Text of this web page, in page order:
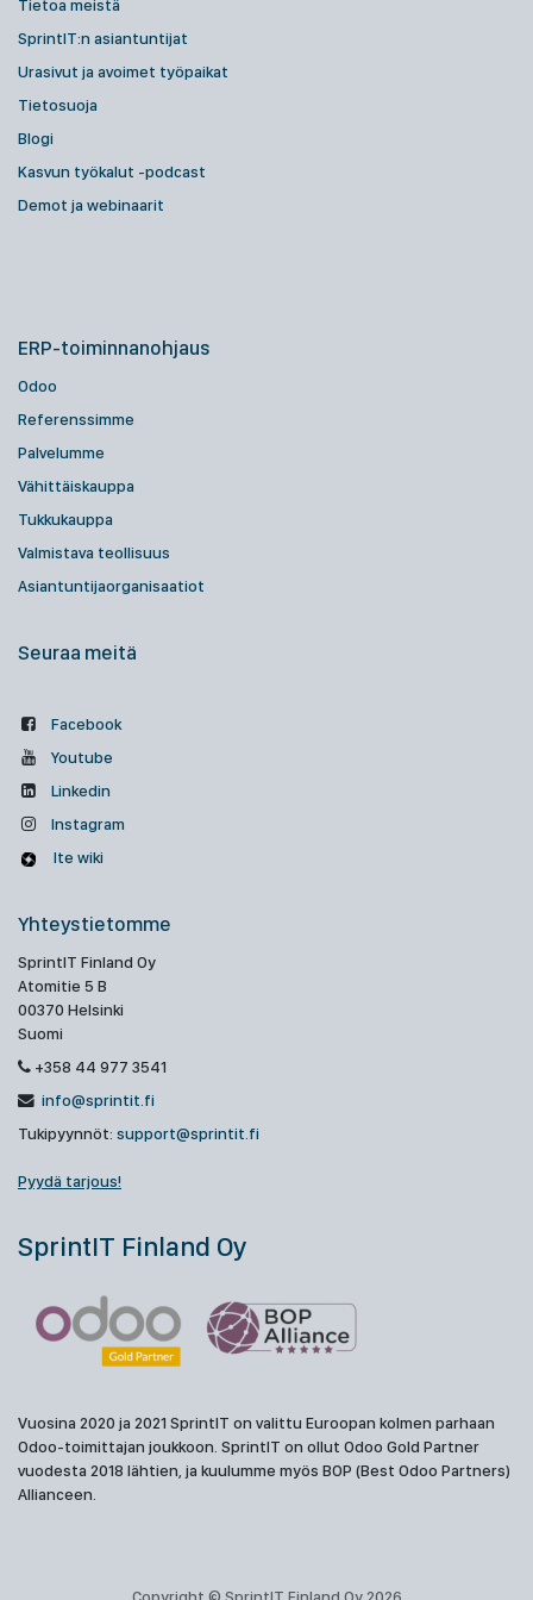
Tietoa meistä
SprintIT:n asiantuntijat
Urasivut ja avoimet työpaikat
Tietosuoja
Blogi
Kasvun työkalut -podcast
Demot ja webinaarit
ERP-toiminnanohjaus
Odoo
Referenssimme
Palvelumme
Vähittäiskauppa
Tukkukauppa
Valmistava teollisuus
Asiantuntijaorganisaatiot
Seuraa meitä
Facebook
Youtube
Linkedin
Instagram
Ite wiki
Yhteystietomme
SprintIT Finland Oy
Atomitie 5 B
00370 Helsinki
Suomi
+358 44 977 3541
info@sprintit.fi
Tukipyynnöt: support@sprintit.fi
Pyydä tarjous!
SprintIT Finland Oy
Vuosina 2020 ja 2021 SprintIT on valittu Euroopan kolmen parhaan
Odoo-toimittajan joukkoon. SprintIT on ollut Odoo Gold Partner
vuodesta 2018 lähtien, ja kuulumme myös BOP (Best Odoo Partners)
Allianceen.
Copyright © SprintIT Finland Oy 2026